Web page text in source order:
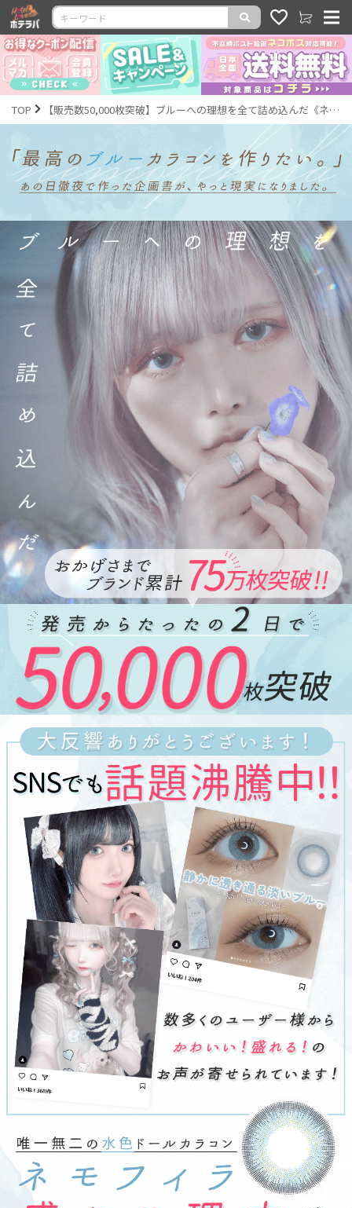
TOP 【販売数50,000枚突破】ブルーへの理想を全て詰め込んだ《ネモフィラ》盛れる理由を徹底解説!!｜激安カラコン通販ホテラバ